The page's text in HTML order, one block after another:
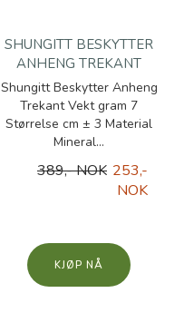
SHUNGITT BESKYTTER
ANHENG TREKANT
Shungitt Beskytter Anheng
Trekant Vekt gram 7
Størrelse cm ± 3 Material
Mineral...
389,- NOK 253,-
NOK
KJØP